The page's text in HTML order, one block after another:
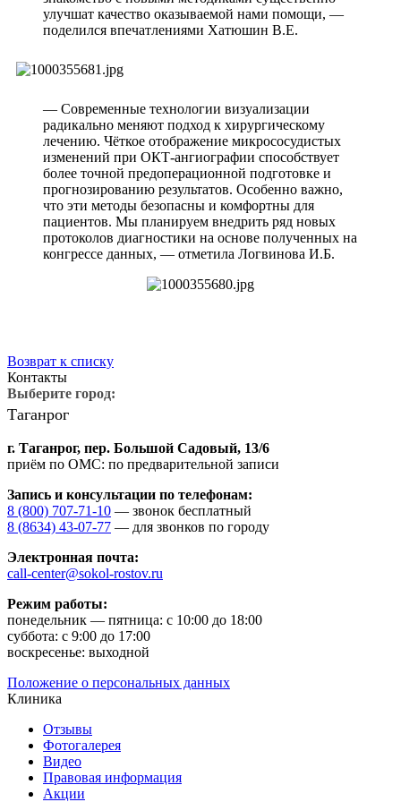
улучшат качество оказываемой нами помощи, —
поделился впечатлениями Хатюшин В.Е.
— Современные технологии визуализации
радикально меняют подход к хирургическому
лечению. Чёткое отображение микрососудистых
изменений при ОКТ-ангиографии способствует
более точной предоперационной подготовке и
прогнозированию результатов. Особенно важно,
что эти методы безопасны и комфортны для
пациентов. Мы планируем внедрить ряд новых
протоколов диагностики на основе полученных на
конгрессе данных, — отметила Логвинова И.Б.
Возврат к списку
Контакты
Выберите город:
Таганрог
г. Таганрог, пер. Большой Садовый, 13/6
приём по ОМС: по предварительной записи
Запись и консультации по телефонам:
8 (800) 707-71-10 — звонок бесплатный
8 (8634) 43-07-77 — для звонков по городу
Электронная почта:
call-center@sokol-rostov.ru
Режим работы:
понедельник — пятница: с 10:00 до 18:00
суббота: с 9:00 до 17:00
воскресенье: выходной
Положение о персональных данных
Клиника
Отзывы
Фотогалерея
Видео
Правовая информация
Акции